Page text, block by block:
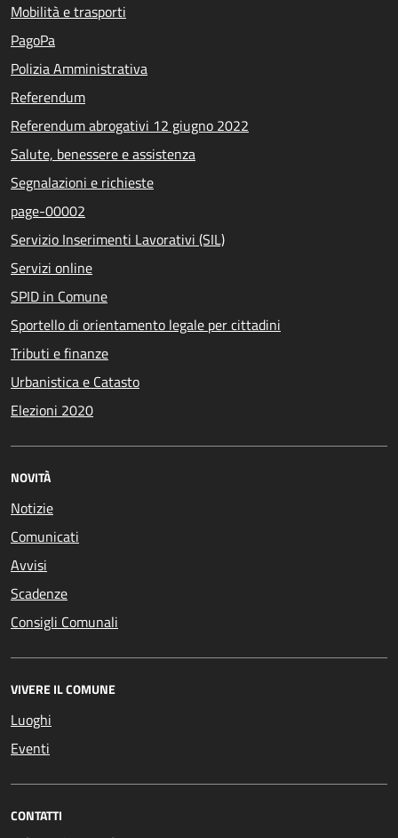
Mobilità e trasporti
PagoPa
Polizia Amministrativa
Referendum
Referendum abrogativi 12 giugno 2022
Salute, benessere e assistenza
Segnalazioni e richieste
page-00002
Servizio Inserimenti Lavorativi (SIL)
Servizi online
SPID in Comune
Sportello di orientamento legale per cittadini
Tributi e finanze
Urbanistica e Catasto
Elezioni 2020
NOVITÀ
Notizie
Comunicati
Avvisi
Scadenze
Consigli Comunali
VIVERE IL COMUNE
Luoghi
Eventi
CONTATTI